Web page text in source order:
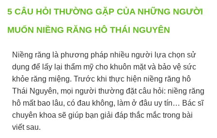
5 CÂU HỎI THƯỜNG GẶP CỦA NHỮNG NGƯỜI
MUỐN NIỀNG RĂNG HÔ THÁI NGUYÊN
Niềng răng là phương pháp nhiều người lựa chọn sử
dụng để lấy lại thẩm mỹ cho khuôn mặt và bảo vệ sức
khỏe răng miệng. Trước khi thực hiện niềng răng hô
Thái Nguyên, mọi người thường đặt câu hỏi: niềng răng
hô mất bao lâu, có đau không, làm ở đâu uy tín… Bác sĩ
chuyên khoa sẽ giúp bạn giải đáp thắc mắc trong bài
viết sau.